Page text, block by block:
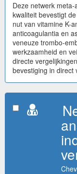
Deze netwerk
kwaliteit bevestigt
nut van vitamine K-
anticoagulantia en
veneuze trombo-
werkzaamheid en
directe
bevestiging in direct